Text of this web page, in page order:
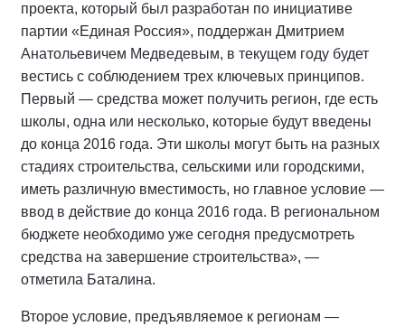
проекта, который был разработан по инициативе
партии «Единая Россия», поддержан Дмитрием
Анатольевичем Медведевым, в текущем году будет
вестись с соблюдением трех ключевых принципов.
Первый — средства может получить регион, где есть
школы, одна или несколько, которые будут введены
до конца 2016 года. Эти школы могут быть на разных
стадиях строительства, сельскими или городскими,
иметь различную вместимость, но главное условие —
ввод в действие до конца 2016 года. В региональном
бюджете необходимо уже сегодня предусмотреть
средства на завершение строительства», —
отметила Баталина.
Второе условие, предъявляемое к регионам —